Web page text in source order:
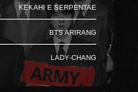
Kekahi e Serpentae
BTS Arirang
Lady-Chang